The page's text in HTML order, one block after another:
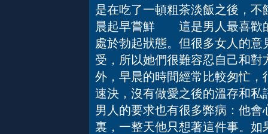
是在吃了一頓粗茶淡飯之後，
晨起早嘗鮮 這是男人最喜歡
處於勃起狀態。但很多女人的
受，所以她們很難容忍自己和
外，早晨的時間經常比較匆忙
速決，沒有做愛之後的溫存和
男人的要求也有很多弊病：他
裏，一整天他只想著這件事。